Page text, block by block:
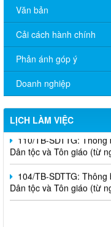
Văn bản
Cải cách hành chính
Phản ánh góp ý
Doanh nghiệp
LỊCH LÀM VIỆC
59/TB-SDTTG: Thông
Dân tộc và Tôn giáo (từ
01/TB-SDTTG: Thông
Dân tộc và Tôn giáo (từ
110/TB-SDTTG: Thông
Dân tộc và Tôn giáo (từ
104/TB-SDTTG:
Dân tộc và Tôn giáo (từ